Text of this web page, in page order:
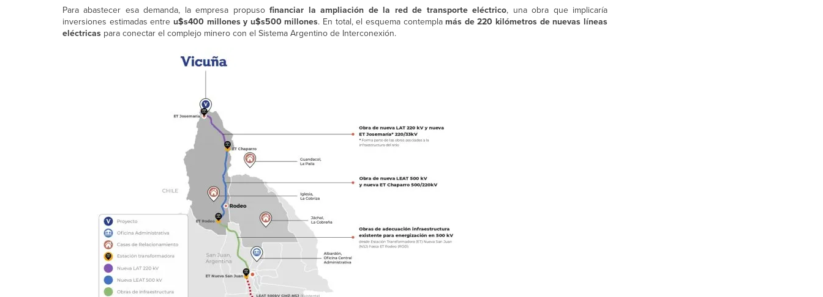
Para abastecer esa demanda, la empresa propusofinanciar la ampliación de la red de transporte eléctrico, una obra que implicaría
inversiones estimadas entre u$s400 millones y u$s500 millones. En total, el esquema contempla más de 220 kilómetros de nuevas líneas
eléctricas para conectar el complejo minero con el Sistema Argentino de Interconexión.